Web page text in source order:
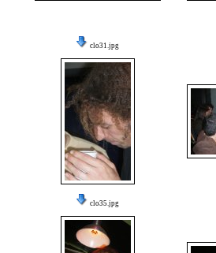
clo31.jpg
clo35.jpg